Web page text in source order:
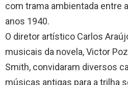
com trama ambientada entre
anos 1940.
O diretor artístico Carlos
musicais da novela, Victor
Smith, convidaram diversos
músicas antigas para a trilha